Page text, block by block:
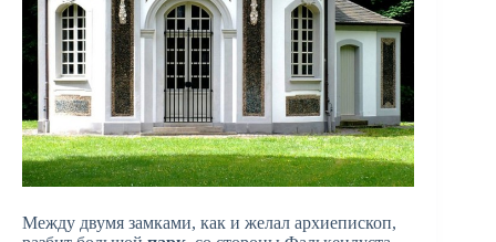
Между двумя замками, как и желал архиепископ,